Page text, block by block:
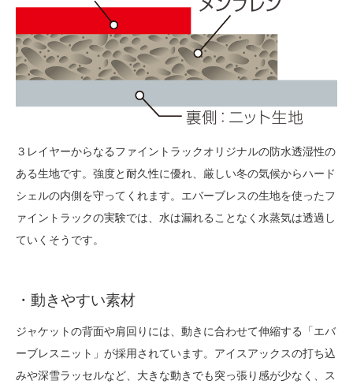
３レイヤーからなるファイントラックオリジナルの防水透湿性の
ある生地です。強度と耐久性に優れ、厳しい冬の気候からハード
シェルの内側を守ってくれます。エバーブレスの生地を使ったフ
ァイントラックの実験では、水は漏れることなく水蒸気は透過し
ていくそうです。
・動きやすい素材
ジャケットの背面や肩回りには、動きに合わせて伸縮する「エバ
ーブレスニット」が採用されています。アイスアックスの打ち込
みや深雪ラッセルなど、大きな動きでも突っ張り感が少なく、ス